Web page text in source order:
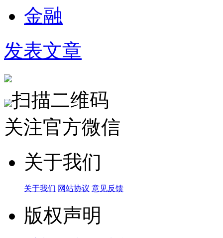
金融
发表文章
扫描二维码
关注官方微信
关于我们
关于我们 网站协议 意见反馈
版权声明